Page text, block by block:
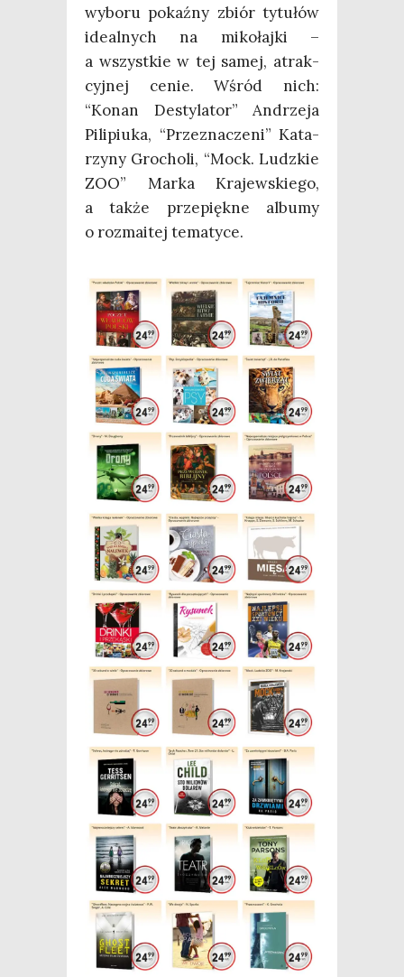
wybo­ru pokaź­ny zbiór tytu­łów
ide­al­nych na miko­łaj­ki –
a wszyst­kie w tej samej, atrak­
cyj­nej cenie. Wśród nich:
“Konan Desty­la­tor” Andrze­ja
Pili­piu­ka, “Prze­zna­cze­ni” Kata­
rzy­ny Gro­cho­li, “Mock. Ludz­kie
ZOO” Mar­ka Kra­jew­skie­go,
a tak­że prze­pięk­ne albu­my
o roz­ma­itej tematyce.